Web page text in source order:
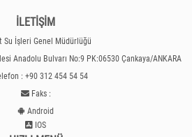
İLETİŞİM
Su İşleri Genel Müdürlüğü
Anadolu Bulvarı No:9 PK:06530 Çankaya/ANKARA
: +90 312 454 54 54
Faks :
Android
IOS